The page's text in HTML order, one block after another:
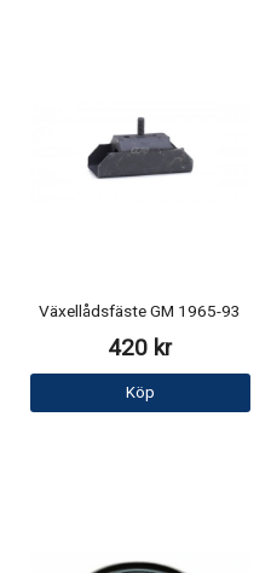
Växellådsfäste GM 1965-93
420 kr
Köp